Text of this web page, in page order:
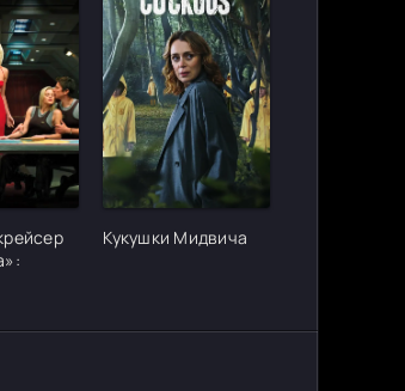
[/
Кукушки Мидвича